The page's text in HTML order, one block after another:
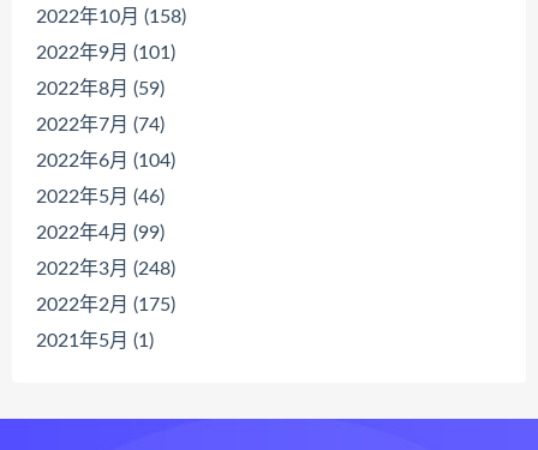
2022年10月 (158)
2022年9月 (101)
2022年8月 (59)
2022年7月 (74)
2022年6月 (104)
2022年5月 (46)
2022年4月 (99)
2022年3月 (248)
2022年2月 (175)
2021年5月 (1)